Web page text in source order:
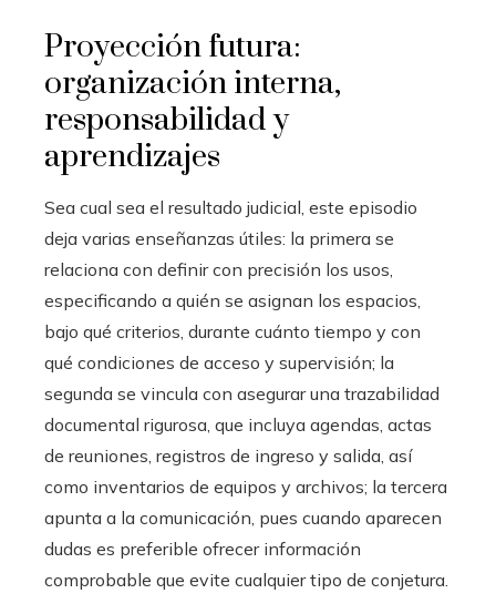
Proyección futura:
organización interna,
responsabilidad y
aprendizajes
Sea cual sea el resultado judicial, este episodio
deja varias enseñanzas útiles: la primera se
relaciona con definir con precisión los usos,
especificando a quién se asignan los espacios,
bajo qué criterios, durante cuánto tiempo y con
qué condiciones de acceso y supervisión; la
segunda se vincula con asegurar una trazabilidad
documental rigurosa, que incluya agendas, actas
de reuniones, registros de ingreso y salida, así
como inventarios de equipos y archivos; la tercera
apunta a la comunicación, pues cuando aparecen
dudas es preferible ofrecer información
comprobable que evite cualquier tipo de conjetura.